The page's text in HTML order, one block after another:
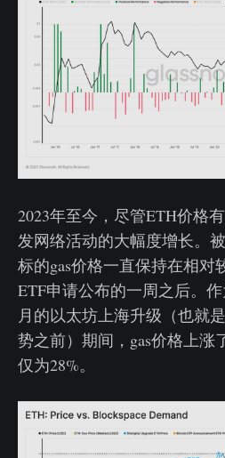
2023年至今，尽管ETH价格
发网络活动的大幅度增长。
标的gas价格一直保持在相对
ETF申请公布的一周之后。
月的以太坊上海升级（也就
势之前）期间，gas价格上涨
仅为28%。